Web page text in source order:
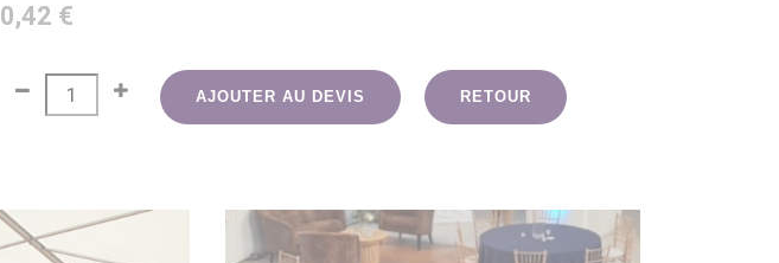
0,42 €
AJOUTER AU DEVIS RETOUR